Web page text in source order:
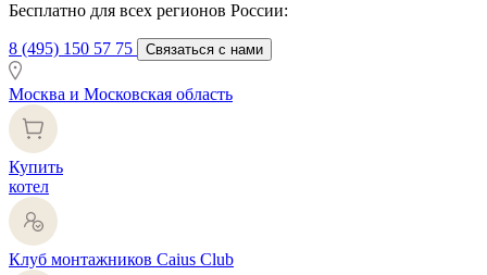
Бесплатно для всех регионов России:
8 (495) 150 57 75 Связаться с нами
Москва и Московская область
Купить
котел
Клуб монтажников Caius Club